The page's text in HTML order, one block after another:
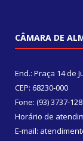
CÂMARA DE
End.: Praça 14 de
CEP: 68230-000
Fone: (93) 3737-
Horário de
E-mail: